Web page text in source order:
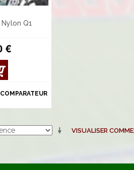
Q1
€
VISUALISER COMME